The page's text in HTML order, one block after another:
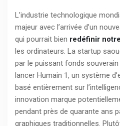
L’industrie technologique
majeur avec l’arrivée d’un
qui pourrait bien redéfinir
les ordinateurs. La startup
par le puissant fonds souverain
lancer Humain 1, un système
basé entièrement sur
innovation marque
pendant près de quarante ans
graphiques traditionnelles.